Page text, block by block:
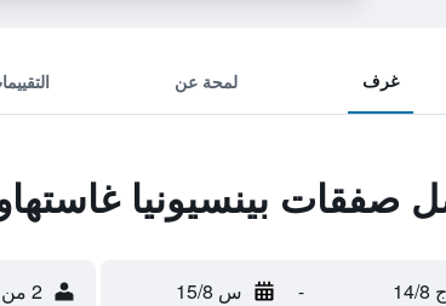
غرف لمحة عن
صفقات بينسيونيا
ج 14/8 - س 15/8 2 من الضيوف، غرفة واحدة